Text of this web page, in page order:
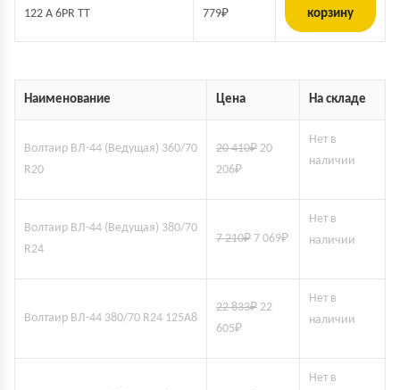
122 A 6PR TT
779₽
корзину
Наименование Цена На складе
Волтаир ВЛ-44 (Ведущая) 360/70
R20
20 410₽ 20
206₽
Нет в
наличии
Волтаир ВЛ-44 (Ведущая) 380/70
R24
7 210₽ 7 069₽
Нет в
наличии
Волтаир ВЛ-44 380/70 R24 125A8
22 833₽ 22
605₽
Нет в
наличии
Нет в